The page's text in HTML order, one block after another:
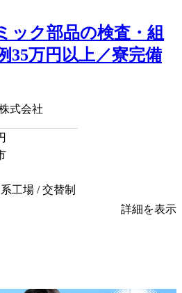
ック部品の検査・組
35万円以上／寮完備
式会社
工場 / 交替制
詳細を表示